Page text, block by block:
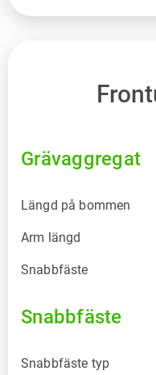
Grävaggregat
Längd på bommen
Arm längd
Snabbfäste
Snabbfäste
Snabbfäste typ